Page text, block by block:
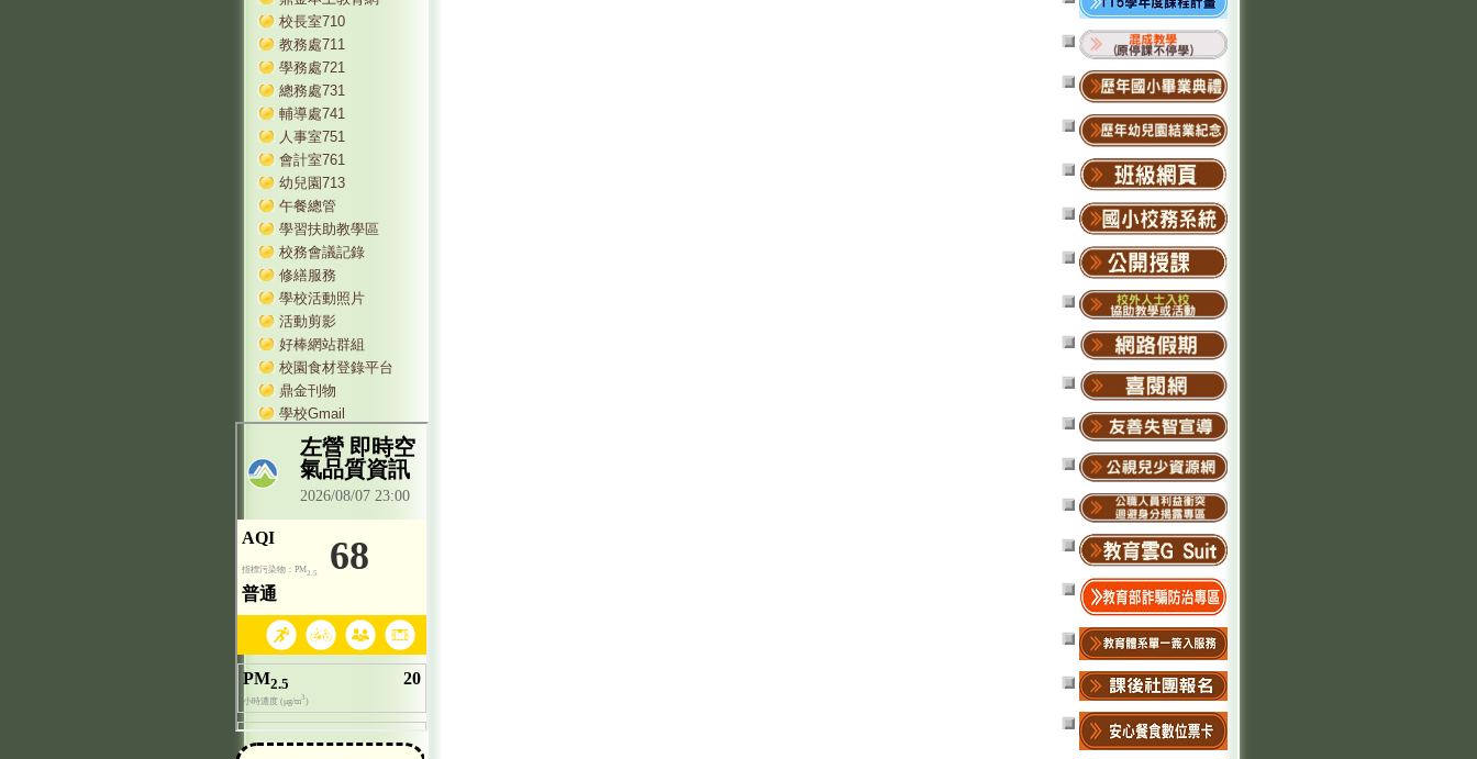
校長室710
教務處711
學務處721
總務處731
輔導處741
人事室751
會計室761
幼兒園713
午餐總管
學習扶助教學區
校務會議記錄
修繕服務
學校活動照片
活動剪影
好棒網站群組
校園食材登錄平台
鼎金刊物
學校Gmail